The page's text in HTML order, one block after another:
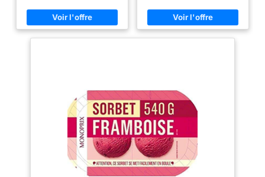
professionnelle pour
une utilisation longue